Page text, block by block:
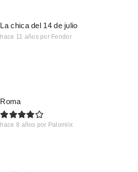
La chica del 14 de julio
hace 11 años por Fendor
Roma
hace 8 años por Palomiix